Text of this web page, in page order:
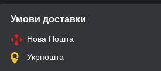
Умови доставки
Нова Пошта
Укрпошта